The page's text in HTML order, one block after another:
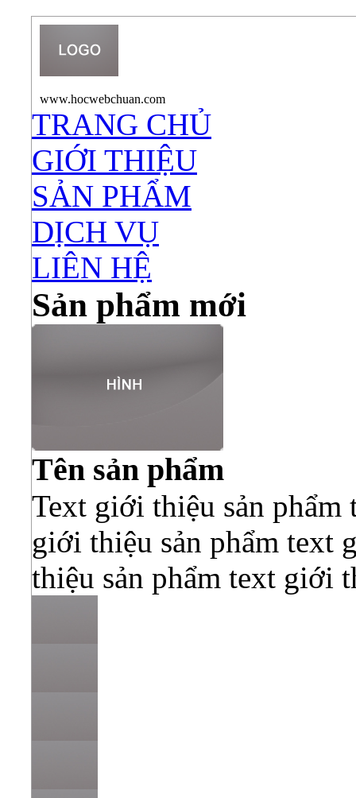
www.hocwebchuan.com
TRANG CHỦ
GIỚI THIỆU
SẢN PHẨM
DỊCH VỤ
LIÊN HỆ
Sản phẩm mới
Tên sản phẩm
Text giới thiệu sản
giới thiệu sản phẩm text
thiệu sản phẩm text giới